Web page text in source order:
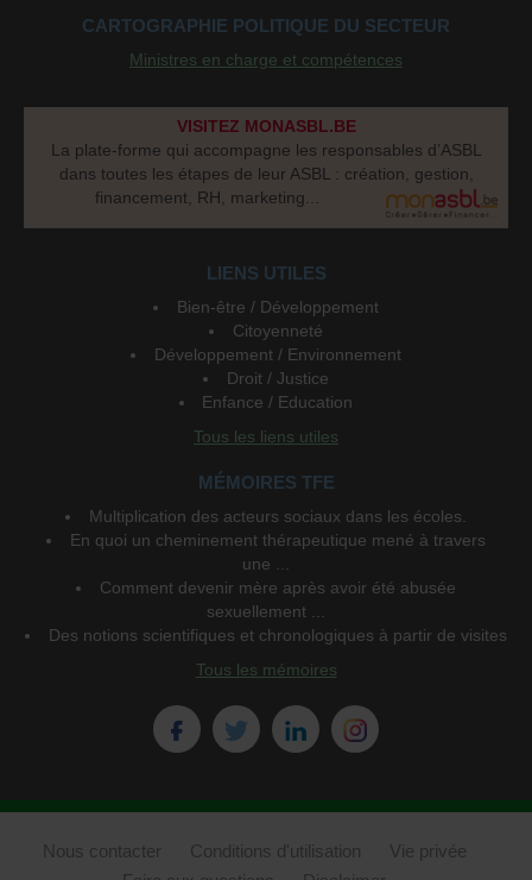
CARTOGRAPHIE POLITIQUE DU SECTEUR
Ministres en charge et compétences
VISITEZ MONASBL.BE
La plate-forme qui accompagne les responsables d’ASBL
dans toutes les étapes de leur ASBL : création, gestion,
financement, RH, marketing...
LIENS UTILES
Bien-être / Développement
Citoyenneté
Développement / Environnement
Droit / Justice
Enfance / Education
Tous les liens utiles
MÉMOIRES TFE
Multiplication des acteurs sociaux dans les écoles.
En quoi un cheminement thérapeutique mené à travers
une ...
Comment devenir mère après avoir été abusée
sexuellement ...
Des notions scientifiques et chronologiques à partir de visites
Tous les mémoires
Nous contacter Conditions d'utilisation
Vie privée